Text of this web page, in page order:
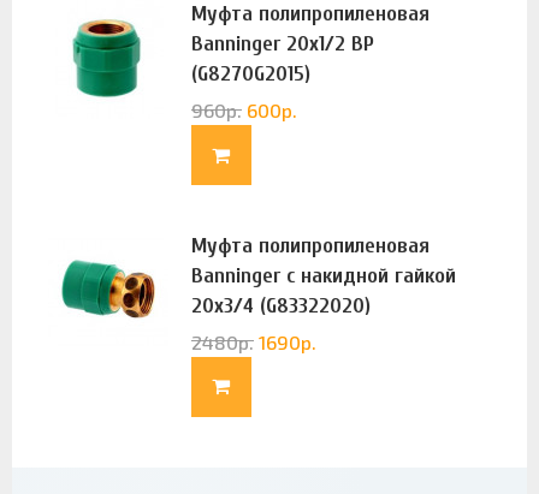
Муфта полипропиленовая
Banninger 20х1/2 ВР
(G8270G2015)
960р. 600р.
Муфта полипропиленовая
Banninger с накидной гайкой
20х3/4 (G83322020)
2480р. 1690р.